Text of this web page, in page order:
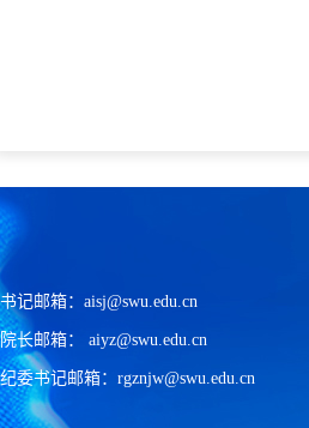
书记邮箱：aisj@swu.edu.cn
院长邮箱： aiyz@swu.edu.cn
纪委书记邮箱：rgznjw@swu.edu.cn